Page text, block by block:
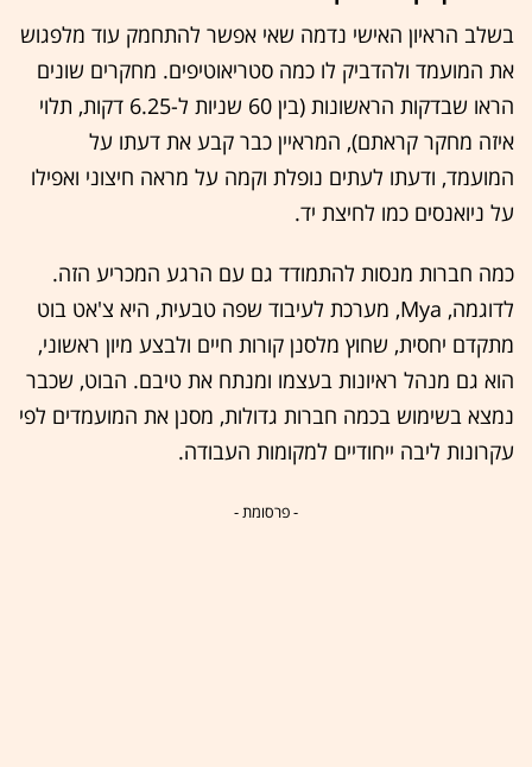
בשלב הראיון האישי נדמה שאי אפשר להתחמק עוד מלפגוש
את המועמד ולהדביק לו כמה סטריאוטיפים. מחקרים שונים
הראו שבדקות הראשונות (בין 60 שניות ל-6.25 דקות, תלוי
איזה מחקר קראתם), המראיין כבר קבע את דעתו על
המועמד, ודעתו לעתים נופלת וקמה על מראה חיצוני ואפילו
על ניואנסים כמו לחיצת יד.
כמה חברות מנסות להתמודד גם עם הרגע המכריע הזה.
לדוגמה, Mya, מערכת לעיבוד שפה טבעית, היא צ'אט בוט
מתקדם יחסית, שחוץ מלסנן קורות חיים ולבצע מיון ראשוני,
הוא גם מנהל ראיונות בעצמו ומנתח את טיבם. הבוט, שכבר
נמצא בשימוש בכמה חברות גדולות, מסנן את המועמדים לפי
עקרונות ליבה ייחודיים למקומות העבודה.
- פרסומת -